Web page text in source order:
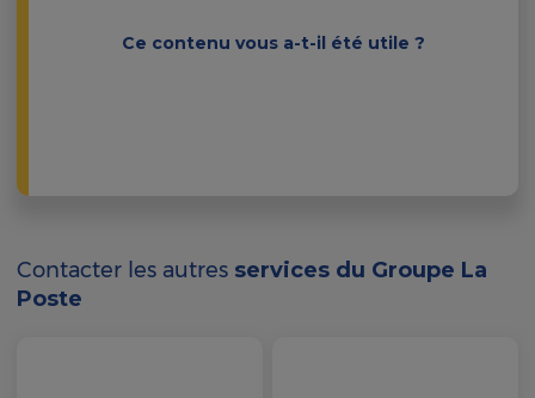
Ce contenu vous a-t-il été utile ?
Contacter les autres services du Groupe La
Poste